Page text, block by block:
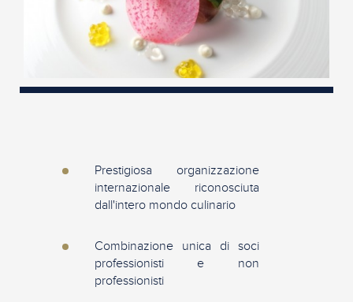
Prestigiosa organizzazione
internazionale riconosciuta
dall'intero mondo culinario
Combinazione unica di soci
professionisti e non
professionisti